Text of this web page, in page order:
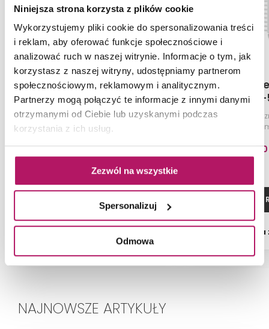
Niniejsza strona korzysta z plików cookie
Wykorzystujemy pliki cookie do spersonalizowania treści
i reklam, aby oferować funkcje społecznościowe i
analizować ruch w naszej witrynie. Informacje o tym, jak
korzystasz z naszej witryny, udostępniamy partnerom
społecznościowym, reklamowym i analitycznym.
Partnerzy mogą połączyć te informacje z innymi danymi
otrzymanymi od Ciebie lub uzyskanymi podczas
korzystania z ich usług.
Zezwól na wszystkie
Spersonalizuj
Odmowa
Instal-Projekt Viking
Electro VIKE-50/100C31
Grzejnik elektryczny, 50x100 cm,
czarny/black mat (C31)
686,00 PLN
Instal-
Electro
Grzejnik
biały/white
686,00
ZOBACZ
NAJNOWSZE ARTYKUŁY